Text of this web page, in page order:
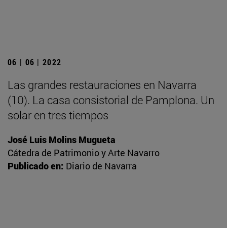
06 | 06 | 2022
Las grandes restauraciones en Navarra
(10). La casa consistorial de Pamplona. Un
solar en tres tiempos
José Luis Molins Mugueta
Cátedra de Patrimonio y Arte Navarro
Publicado en: Diario de Navarra